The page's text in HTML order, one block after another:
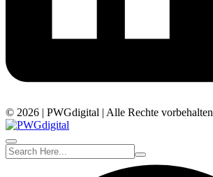
© 2026 | PWGdigital | Alle Rechte vorbehalten